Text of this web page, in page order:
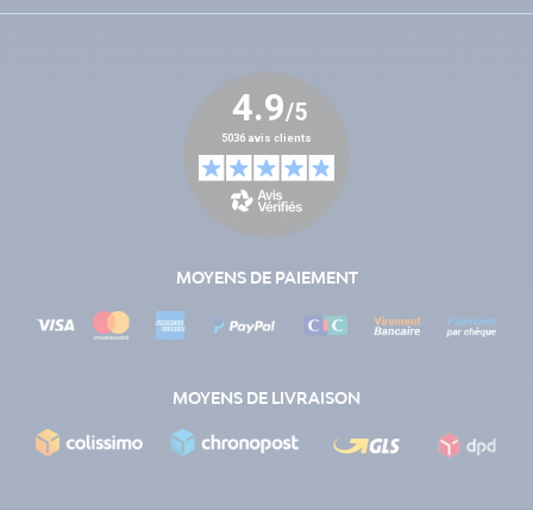
MOYENS DE PAIEMENT
MOYENS DE LIVRAISON